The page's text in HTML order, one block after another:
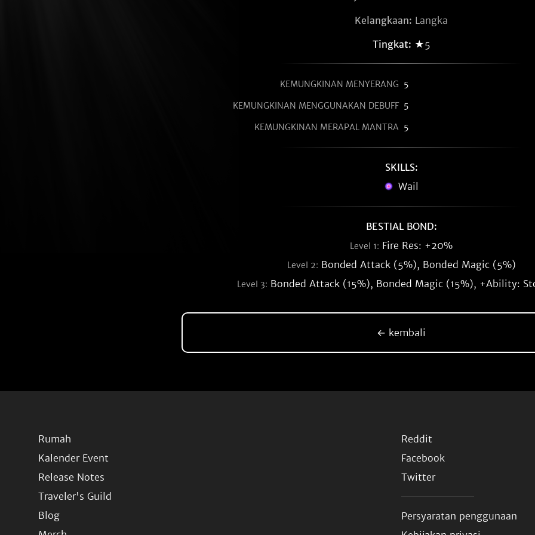
Kelangkaan: Langka
Tingkat: ★5
KEMUNGKINAN MENYERANG 5
KEMUNGKINAN MENGGUNAKAN DEBUFF 5
KEMUNGKINAN MERAPAL MANTRA 5
SKILLS:
Wail
BESTIAL BOND:
Level 1: Fire Res: +20%
Level 2: Bonded Attack (5%), Bonded Magic (5%)
Level 3: Bonded Attack (15%), Bonded Magic (15%), +Ability:
← kembali
Rumah
Kalender Event
Release Notes
Traveler's Guild
Blog
Reddit
Facebook
Twitter
Persyaratan penggunaan